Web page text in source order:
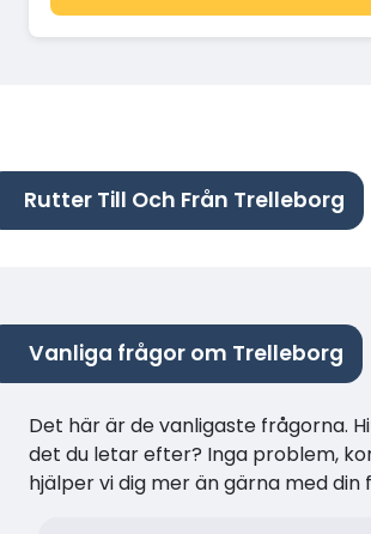
Rutter Till Och Från Trelleborg
Vanliga frågor om Trelleborg
Det här är de vanligaste frågorna.
det du letar efter? Inga problem,
hjälper vi dig mer än gärna med din